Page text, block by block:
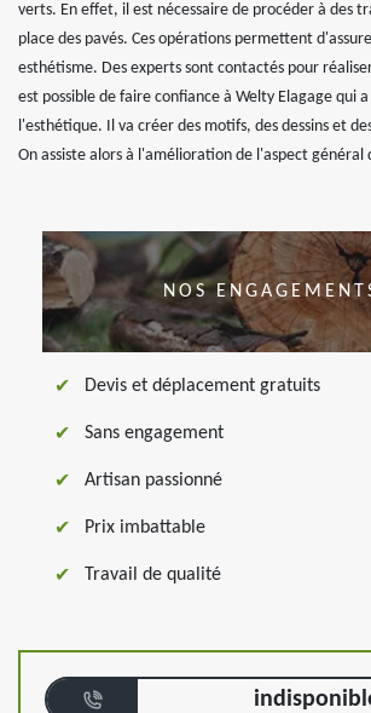
verts. En effet, il est nécessaire de procéder à des
place des pavés. Ces opérations permettent
esthétisme. Des experts sont contactés pour
est possible de faire confiance à Welty Elagage qui
l'esthétique. Il va créer des motifs, des dessins et
On assiste alors à l'amélioration de l'aspect général
NOS
Devis et déplacement gratuits
Sans engagement
Artisan passionné
Prix imbattable
Travail de qualité